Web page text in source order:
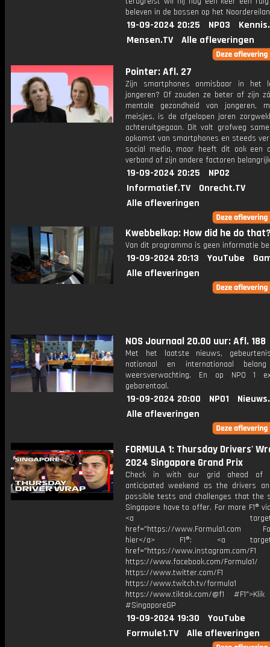
beleven in de bossen op het
19-09-2024 20:25 NPO3
Mensen.TV
Alle afleveringen
Pointer: Afl. 27
Zijn smartphones onmisbaar in het
jongeren? Of zouden ze beter af zijn
mentale gezondheid van jongeren,
meisjes, is de afgelopen jaren
achteruitgegaan. Dit valt grofweg
opkomst van smartphones en steeds
social media, maar heeft dit ook een
verband of zijn andere factoren
19-09-2024 20:25
NPO2
Informatief.TV
Onrecht.TV
Alle afleveringen
Kwebbelkop: How did he do
Van dit programma is geen informatie
19-09-2024 20:13 YouTube
Alle afleveringen
NOS Journaal 20.00 uur: Afl. 188
Met het laatste nieuws,
nationaal en internationaal
weersverwachting. En op NPO 1
gebarentaal.
19-09-2024 20:00 NPO1
Alle afleveringen
FORMULA 1: Thursday Drivers'
2024 Singapore Grand Prix
Check in with our grid ahead of
anticipated weekend as the drivers
possible tests and challenges that the
Singapore have to offer. For more F1®
<a
href="https://www.Formula1.com
hier</a> F1®: <a
href="https://www.instagram.com/F1
https://www.facebook.com/Formula1/
https://www.twitter.com/F1
https://www.twitch.tv/formula1
https://www.tiktok.com/@f1
#SingaporeGP
19-09-2024 19:30
YouTube
Formule1.TV
Alle afleveringen